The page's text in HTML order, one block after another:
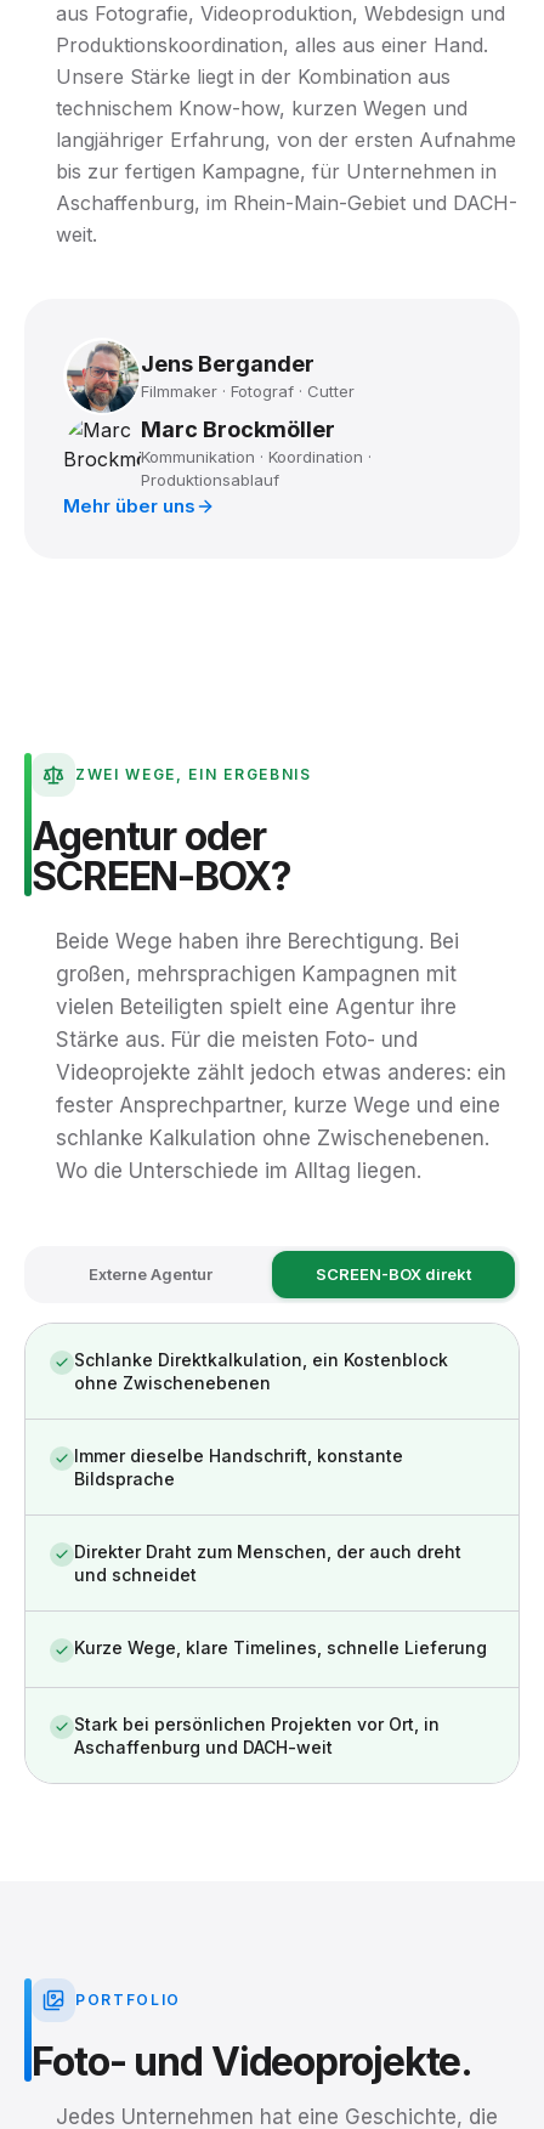
aus Fotografie, Videoproduktion, Webdesign und
Produktionskoordination, alles aus einer Hand.
Unsere Stärke liegt in der Kombination aus
technischem Know-how, kurzen Wegen und
langjähriger Erfahrung, von der ersten Aufnahme
bis zur fertigen Kampagne, für Unternehmen in
Aschaffenburg, im Rhein-Main-Gebiet und DACH-
weit.
Jens Bergander
Filmmaker · Fotograf · Cutter
Marc Brockmöller
Kommunikation · Koordination ·
Produktionsablauf
Mehr über uns
ZWEI WEGE, EIN ERGEBNIS
Agentur oder
SCREEN-BOX?
Beide Wege haben ihre Berechtigung. Bei
großen, mehrsprachigen Kampagnen mit
vielen Beteiligten spielt eine Agentur ihre
Stärke aus. Für die meisten Foto- und
Videoprojekte zählt jedoch etwas anderes: ein
fester Ansprechpartner, kurze Wege und eine
schlanke Kalkulation ohne Zwischenebenen.
Wo die Unterschiede im Alltag liegen.
Externe Agentur SCREEN-BOX direkt
Schlanke Direktkalkulation, ein Kostenblock
ohne Zwischenebenen
Immer dieselbe Handschrift, konstante
Bildsprache
Direkter Draht zum Menschen, der auch dreht
und schneidet
Kurze Wege, klare Timelines, schnelle Lieferung
Stark bei persönlichen Projekten vor Ort, in
Aschaffenburg und DACH-weit
PORTFOLIO
Foto- und Videoprojekte.
Jedes Unternehmen hat eine Geschichte, die